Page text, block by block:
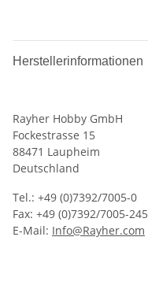
Herstellerinformationen
Rayher Hobby GmbH
Fockestrasse 15
88471 Laupheim
Deutschland
Tel.: +49 (0)7392/7005-0
Fax: +49 (0)7392/7005-245
E-Mail: Info@Rayher.com